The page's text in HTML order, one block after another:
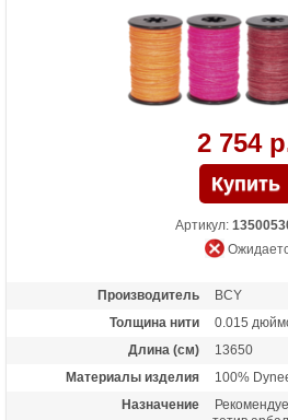
2 754
Артикул:
Производитель
BCY
Толщина нити
0.015
Длина (см)
13650
Материалы изделия
100%
Назначение